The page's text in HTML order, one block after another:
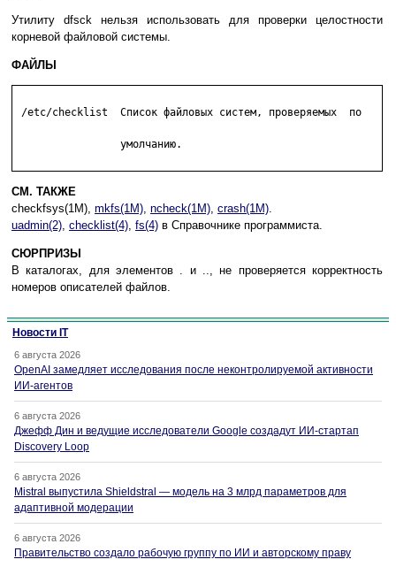
Утилиту dfsck нельзя использовать для проверки целостности
корневой файловой системы.
ФАЙЛЫ
/etc/checklist  Список файловых систем, проверяемых  по
                 умолчанию.
СМ. ТАКЖЕ
checkfsys(1M), mkfs(1M), ncheck(1M), crash(1M).
uadmin(2), checklist(4), fs(4) в Справочнике программиста.
СЮРПРИЗЫ
В каталогах, для элементов . и .., не проверяется корректность
номеров описателей файлов.
Новости IT
6 августа 2026
OpenAI замедляет исследования после неконтролируемой активности
ИИ-агентов
6 августа 2026
Джефф Дин и ведущие исследователи Google создадут ИИ-стартап
Discovery Loop
6 августа 2026
Mistral выпустила Shieldstral — модель на 3 млрд параметров для
адаптивной модерации
6 августа 2026
Правительство создало рабочую группу по ИИ и авторскому праву